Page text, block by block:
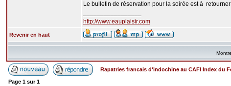
Le bulletin de réservation pour la soirée est à
http://www.eauplaisir.com
Revenir en haut
Rapatries francais d'indochine au CAFI Index du
Page 1 sur1